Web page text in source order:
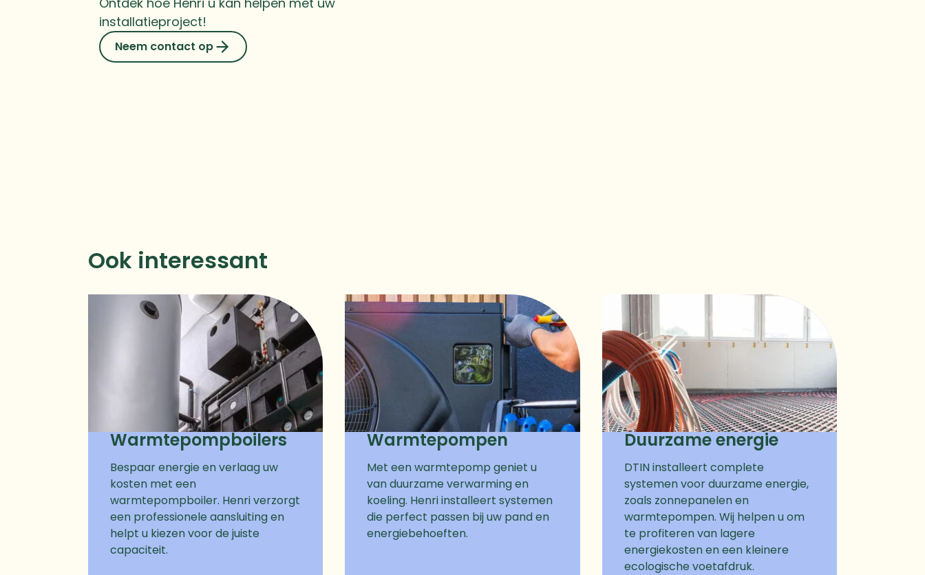
installatieproject!
Neem contact op
Ook interessant
Warmtepompboilers
Bespaar energie en verlaag uw
kosten met een
warmtepompboiler. Henri verzorgt
een professionele aansluiting en
helpt u kiezen voor de juiste
capaciteit.
Warmtepompen
Met een warmtepomp geniet u
van duurzame verwarming en
koeling. Henri installeert systemen
die perfect passen bij uw pand en
energiebehoeften.
Duurzame energie
DTIN installeert complete
systemen voor duurzame energie,
zoals zonnepanelen en
warmtepompen. Wij helpen u om
te profiteren van lagere
energiekosten en een kleinere
ecologische voetafdruk.